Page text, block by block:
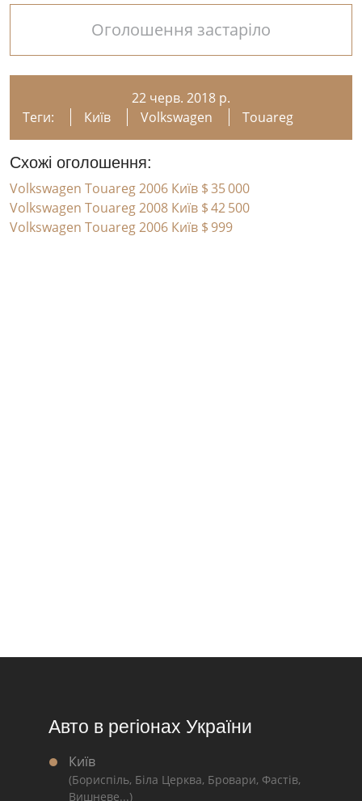
Оголошення застаріло
22 черв. 2018 р.
Теги:
Київ Volkswagen Touareg
Схожі оголошення:
Volkswagen Touareg 2006 Київ $ 35 000
Volkswagen Touareg 2008 Київ $ 42 500
Volkswagen Touareg 2006 Київ $ 999
Авто в регіонах України
Київ
(Бориспіль, Біла Церква, Бровари, Фастів,
Вишневе...)